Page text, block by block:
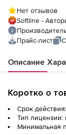
Нет отзывов
Softline -
Прайс-лист
Описание
Коротко о
Срок
Тип лицензии:
Минимальная